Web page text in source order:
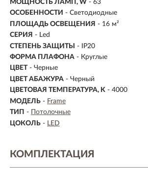
МОЩНОСТЬ ЛАМП, W - 63
ОСОБЕННОСТИ - Светодиодные
ПЛОЩАДЬ ОСВЕЩЕНИЯ - 16 м²
СЕРИЯ - Led
СТЕПЕНЬ ЗАЩИТЫ
- IP20
ФОРМА ПЛАФОНА - Круглые
ЦВЕТ - Черные
ЦВЕТ АБАЖУРА - Черный
ЦВЕТОВАЯ ТЕМПЕРАТУРА, K - 4000
МОДЕЛЬ - Frame
ТИП -
Потолочные
ЦОКОЛЬ - LED
КОМПЛЕКТАЦИЯ